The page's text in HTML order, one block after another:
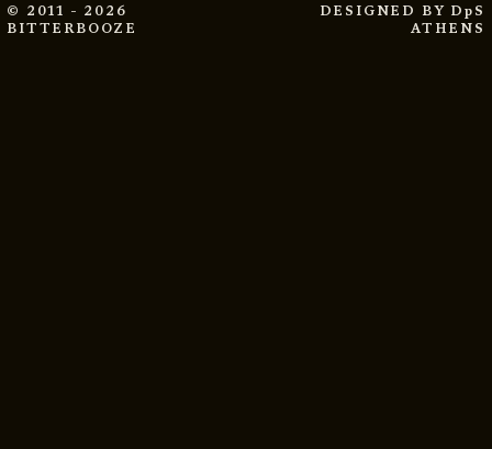
© 2011 - 2026
BITTERBOOZE
DESIGNED BY DpS
ATHENS